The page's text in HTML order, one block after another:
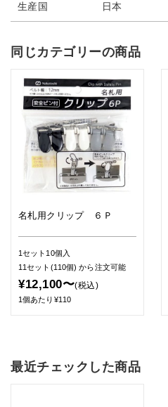
生産国 日本
同じカテゴリーの商品
名札用クリップ ６Ｐ
1セット10個入
11セット(110個)から注文可能
¥12,100〜(税込)
1個あたり¥110
最近チェックした商品